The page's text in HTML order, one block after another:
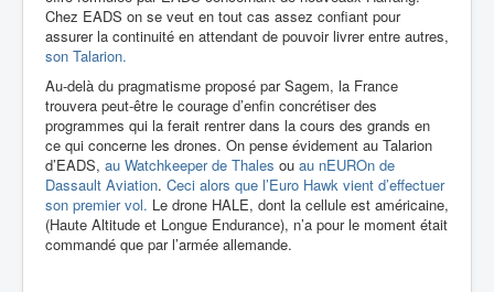
Chez EADS on se veut en tout cas assez confiant pour
assurer la continuité en attendant de pouvoir livrer entre autres,
son Talarion.
Au-delà du pragmatisme proposé par Sagem, la France
trouvera peut-être le courage d’enfin concrétiser des
programmes qui la ferait rentrer dans la cours des grands en
ce qui concerne les drones. On pense évidement au Talarion
d’EADS, au Watchkeeper de Thales ou au nEUROn de
Dassault Aviation. Ceci alors que l’Euro Hawk vient d’effectuer
son premier vol. Le drone HALE, dont la cellule est américaine,
(Haute Altitude et Longue Endurance), n’a pour le moment était
commandé que par l’armée allemande.